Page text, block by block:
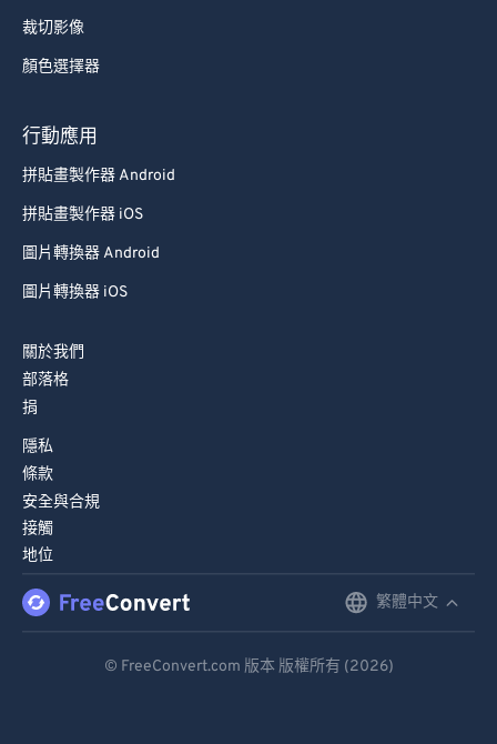
裁切影像
顏色選擇器
行動應用
拼貼畫製作器 Android
拼貼畫製作器 iOS
圖片轉換器 Android
圖片轉換器 iOS
關於我們
部落格
捐
隱私
條款
安全與合規
接觸
地位
繁體中文
© FreeConvert.com 版本 版權所有 (2026)